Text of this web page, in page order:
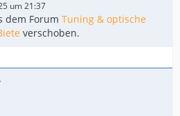
um 21:37
dem Forum Tuning & optische
verschoben.